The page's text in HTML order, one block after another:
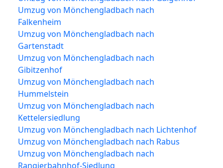
Umzug von Mönchengladbach nach
Falkenheim
Umzug von Mönchengladbach nach
Gartenstadt
Umzug von Mönchengladbach nach
Gibitzenhof
Umzug von Mönchengladbach nach
Hummelstein
Umzug von Mönchengladbach nach
Kettelersiedlung
Umzug von Mönchengladbach nach Lichtenhof
Umzug von Mönchengladbach nach Rabus
Umzug von Mönchengladbach nach
Rangierbahnhof-Siedlung